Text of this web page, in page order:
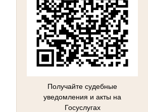
Получайте судебные
уведомления и акты на
Госуслугах